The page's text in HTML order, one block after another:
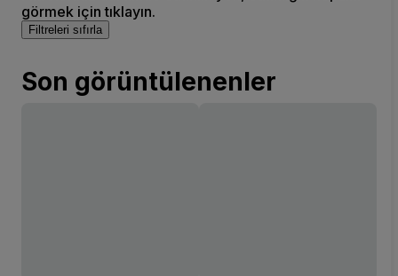
görmek için tıklayın.
Filtreleri sıfırla
Son görüntülenenler